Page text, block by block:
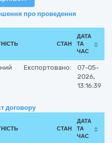
про проведення
СТАН
ДАТА
ТА
ЧАС
Експортовано:
07-05-
2026,
13:16:39
договору
СТАН
ДАТА
ТА
ЧАС